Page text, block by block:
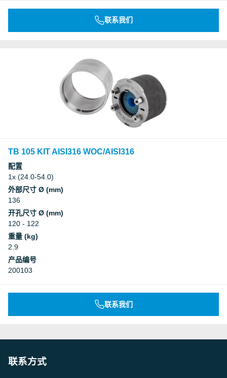
联系我们
TB 105 KIT AISI316 WOC/AISI316
配置
1x (24.0-54.0)
外部尺寸 Ø (mm)
136
开孔尺寸 Ø (mm)
120 - 122
重量 (kg)
2.9
产品编号
200103
联系我们
联系方式